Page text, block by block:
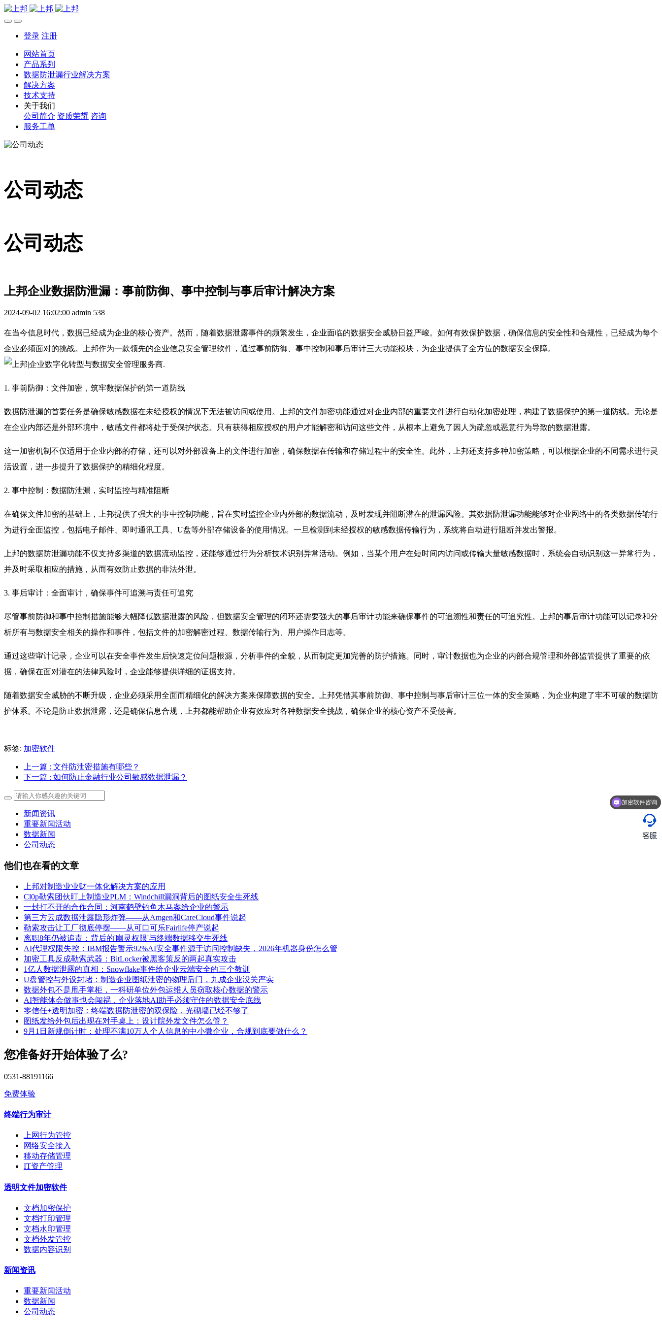
登录 注册
网站首页
产品系列
数据防泄漏行业解决方案
解决方案
技术支持
关于我们
公司简介 资质荣耀 咨询
服务工单
公司动态
公司动态
上邦企业数据防泄漏：事前防御、事中控制与事后审计解决方案
2024-09-02 16:02:00 admin 538
在当今信息时代，数据已经成为企业的核心资产。然而，随着数据泄露事件的频繁发生，企业面临的数据安全威胁日益严峻。如何有效保护数据，确保信息的安全性和合规性，已经成为每个
企业必须面对的挑战。上邦作为一款领先的企业信息安全管理软件，通过事前防御、事中控制和事后审计三大功能模块，为企业提供了全方位的数据安全保障。
1. 事前防御：文件加密，筑牢数据保护的第一道防线
数据防泄漏的首要任务是确保敏感数据在未经授权的情况下无法被访问或使用。上邦的文件加密功能通过对企业内部的重要文件进行自动化加密处理，构建了数据保护的第一道防线。无论是
在企业内部还是外部环境中，敏感文件都将处于受保护状态。只有获得相应授权的用户才能解密和访问这些文件，从根本上避免了因人为疏忽或恶意行为导致的数据泄露。
这一加密机制不仅适用于企业内部的存储，还可以对外部设备上的文件进行加密，确保数据在传输和存储过程中的安全性。此外，上邦还支持多种加密策略，可以根据企业的不同需求进行灵
活设置，进一步提升了数据保护的精细化程度。
2. 事中控制：数据防泄漏，实时监控与精准阻断
在确保文件加密的基础上，上邦提供了强大的事中控制功能，旨在实时监控企业内外部的数据流动，及时发现并阻断潜在的泄漏风险。其数据防泄漏功能能够对企业网络中的各类数据传输行
为进行全面监控，包括电子邮件、即时通讯工具、U盘等外部存储设备的使用情况。一旦检测到未经授权的敏感数据传输行为，系统将自动进行阻断并发出警报。
上邦的数据防泄漏功能不仅支持多渠道的数据流动监控，还能够通过行为分析技术识别异常活动。例如，当某个用户在短时间内访问或传输大量敏感数据时，系统会自动识别这一异常行为，
并及时采取相应的措施，从而有效防止数据的非法外泄。
3. 事后审计：全面审计，确保事件可追溯与责任可追究
尽管事前防御和事中控制措施能够大幅降低数据泄露的风险，但数据安全管理的闭环还需要强大的事后审计功能来确保事件的可追溯性和责任的可追究性。上邦的事后审计功能可以记录和分
析所有与数据安全相关的操作和事件，包括文件的加密解密过程、数据传输行为、用户操作日志等。
通过这些审计记录，企业可以在安全事件发生后快速定位问题根源，分析事件的全貌，从而制定更加完善的防护措施。同时，审计数据也为企业的内部合规管理和外部监管提供了重要的依
据，确保在面对潜在的法律风险时，企业能够提供详细的证据支持。
随着数据安全威胁的不断升级，企业必须采用全面而精细化的解决方案来保障数据的安全。上邦凭借其事前防御、事中控制与事后审计三位一体的安全策略，为企业构建了牢不可破的数据防
护体系。不论是防止数据泄露，还是确保信息合规，上邦都能帮助企业有效应对各种数据安全挑战，确保企业的核心资产不受侵害。
标签: 加密软件
上一篇 : 文件防泄密措施有哪些？
下一篇 : 如何防止金融行业公司敏感数据泄漏？
新闻资讯
重要新闻活动
数据新闻
公司动态
他们也在看的文章
上邦对制造业业财一体化解决方案的应用
Cl0p勒索团伙盯上制造业PLM：Windchill漏洞背后的图纸安全生死线
一封打不开的合作合同：河南鹤壁钓鱼木马案给企业的警示
第三方云成数据泄露隐形炸弹——从Amgen和CareCloud事件说起
勒索攻击让工厂彻底停摆——从可口可乐Fairlife停产说起
离职8年仍被追责：背后的'幽灵权限'与终端数据移交生死线
AI代理权限失控：IBM报告警示92%AI安全事件源于访问控制缺失，2026年机器身份怎么管
加密工具反成勒索武器：BitLocker被黑客策反的两起真实攻击
1亿人数据泄露的真相：Snowflake事件给企业云端安全的三个教训
U盘管控与外设封堵：制造企业图纸泄密的物理后门，九成企业没关严实
数据外包不是甩手掌柜，一科研单位外包运维人员窃取核心数据的警示
AI智能体会做事也会闯祸，企业落地AI助手必须守住的数据安全底线
零信任+透明加密：终端数据防泄密的双保险，光砌墙已经不够了
图纸发给外包后出现在对手桌上：设计院外发文件怎么管？
9月1日新规倒计时：处理不满10万人个人信息的中小微企业，合规到底要做什么？
您准备好开始体验了么?
0531-88191166
免费体验
终端行为审计
上网行为管控
网络安全接入
移动存储管理
IT资产管理
透明文件加密软件
文档加密保护
文档打印管理
文档水印管理
文档外发管控
数据内容识别
新闻资讯
重要新闻活动
数据新闻
公司动态
企业安全的管理